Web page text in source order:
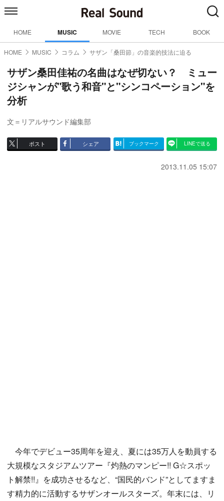
HOME MUSIC MOVIE TECH BOOK
HOME MUSIC コラム サザン「桑田節」の音楽的技法に迫る
サザン桑田佳祐の名曲はなぜ切ない？ ミュー
ジシャンが"歌う和音"と"シンコペーション"を
分析
文＝リアルサウンド編集部
ポスト シェア ブックマーク LINEで送る
2013.11.05 15:07
今年でデビュー35周年を迎え、夏には35万人を動員する
大規模なスタジアムツアー『灼熱のマンピー!! G☆スポッ
ト解禁!!』を成功させるなど、“国民的バンド”としてますま
す精力的に活動するサザンオールスターズ。年末には、リ